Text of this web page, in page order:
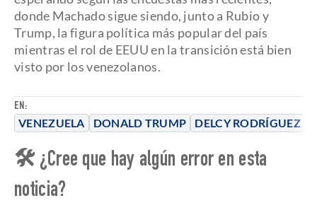
EN:
VENEZUELA DONALD TRUMP DELCY RODRÍGUEZ
donde Machado sigue siendo, junto a Rubio y
Trump, la figura política más popular del país
mientras el rol de EEUU en la transición está bien
visto por los venezolanos.
🛠 ¿Cree que hay algún error en esta
noticia?